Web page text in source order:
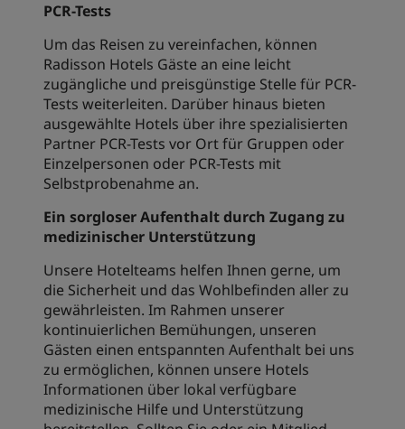
PCR-Tests
Um das Reisen zu vereinfachen, können
Radisson Hotels Gäste an eine leicht
zugängliche und preisgünstige Stelle für PCR-
Tests weiterleiten. Darüber hinaus bieten
ausgewählte Hotels über ihre spezialisierten
Partner PCR-Tests vor Ort für Gruppen oder
Einzelpersonen oder PCR-Tests mit
Selbstprobenahme an.
Ein sorgloser Aufenthalt durch Zugang zu
medizinischer Unterstützung
Unsere Hotelteams helfen Ihnen gerne, um
die Sicherheit und das Wohlbefinden aller zu
gewährleisten. Im Rahmen unserer
kontinuierlichen Bemühungen, unseren
Gästen einen entspannten Aufenthalt bei uns
zu ermöglichen, können unsere Hotels
Informationen über lokal verfügbare
medizinische Hilfe und Unterstützung